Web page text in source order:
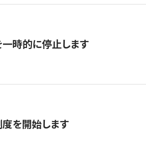
時的に停止します
を開始します